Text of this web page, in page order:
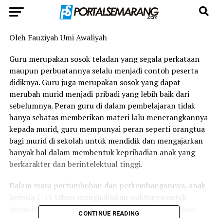
Oleh Fauziyah Umi Awaliyah
Guru merupakan sosok teladan yang segala perkataan
maupun perbuatannya selalu menjadi contoh peserta
didiknya. Guru juga merupakan sosok yang dapat
merubah murid menjadi pribadi yang lebih baik dari
sebelumnya. Peran guru di dalam pembelajaran tidak
hanya sebatas memberikan materi lalu menerangkannya
kepada murid, guru mempunyai peran seperti orangtua
bagi murid di sekolah untuk mendidik dan mengajarkan
banyak hal dalam membentuk kepribadian anak yang
berkarakter dan berintelektual tinggi.
Dalam masa pertumbuhan dan perkembangannya, anak
bermain dan belajar di sekolah dasar. Hal ini membuat
CONTINUE READING